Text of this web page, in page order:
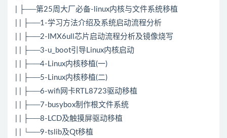
| ├──第25周大厂必备-linux内核与文件系统移植
| | ├──1-学习方法介绍及系统启动流程分析
| | ├──2-IMX6ull芯片启动流程分析及镜像烧写
| | ├──3-u_boot引导Linux内核启动
| | ├──4-Linux内核移植(一)
| | ├──5-Linux内核移植(二)
| | ├──6-wifi网卡RTL8723驱动移植
| | ├──7-busybox制作根文件系统
| | ├──8-LCD及触摸屏驱动移植
| | └──9-tslib及Qt移植